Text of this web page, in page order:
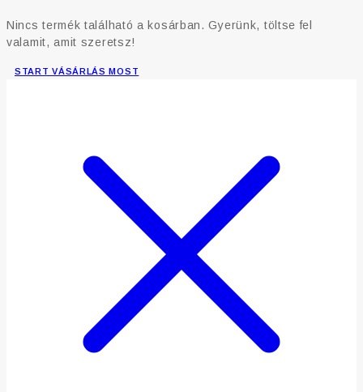
Nincs termék található a kosárban. Gyerünk, töltse fel
valamit, amit szeretsz!
START VÁSÁRLÁS MOST